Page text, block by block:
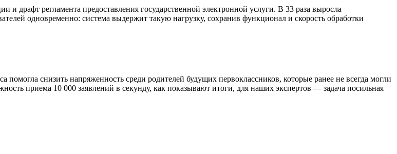
драфт регламента предоставления государственной электронной услуги. В 33 раза выросла
одновременно: система выдержит такую нагрузку, сохранив функционал и скорость обработки
снизить напряженность среди родителей будущих первоклассников, которые ранее не всегда могли
приема 10 000 заявлений в секунду, как показывают итоги, для наших экспертов — задача посильная